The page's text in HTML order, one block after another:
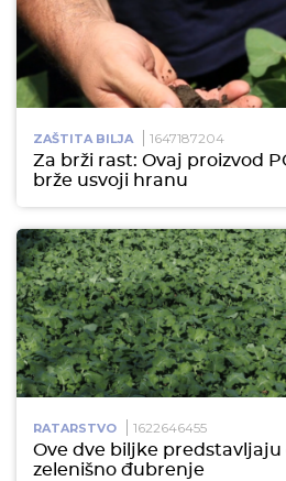
ZAŠTITA BILJA 1647187204
Za brži rast: Ovaj proizvod
brže usvoji hranu
RATARSTVO 1622646455
Ove dve biljke predstavljaju
zelenišno đubrenje